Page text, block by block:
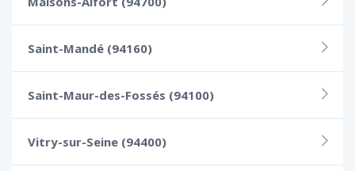
Saint-Mandé (94160)
Saint-Maur-des-Fossés (94100)
Vitry-sur-Seine (94400)